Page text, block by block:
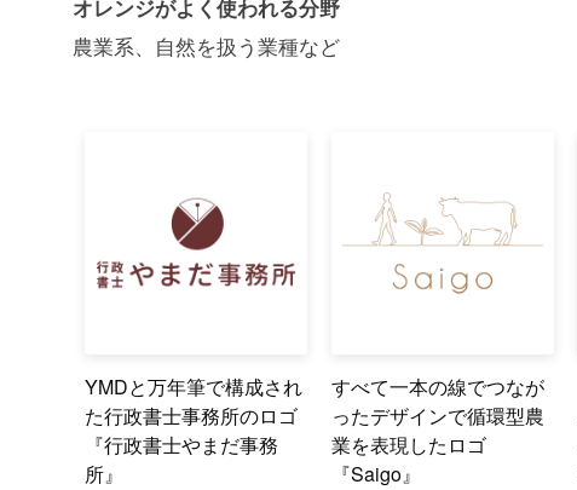
オレンジがよく使われる分野
農業系、自然を扱う業種など
YMDと万年筆で構成され
た行政書士事務所のロゴ
『行政書士やまだ事務
所』
すべて一本の線でつなが
ったデザインで循環型農
業を表現したロゴ
『Saigo』